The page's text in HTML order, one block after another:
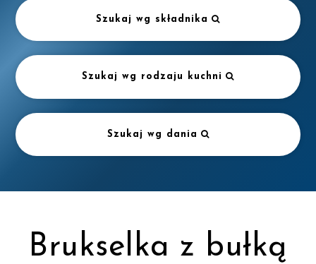
Szukaj wg składnika
Szukaj wg rodzaju kuchni
Szukaj wg dania
Brukselka z bułką